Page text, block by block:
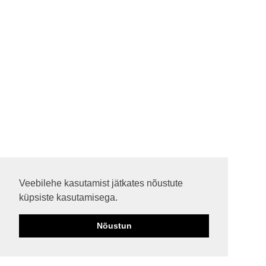
Veebilehe kasutamist jätkates nõustute
küpsiste kasutamisega.
Nõustun